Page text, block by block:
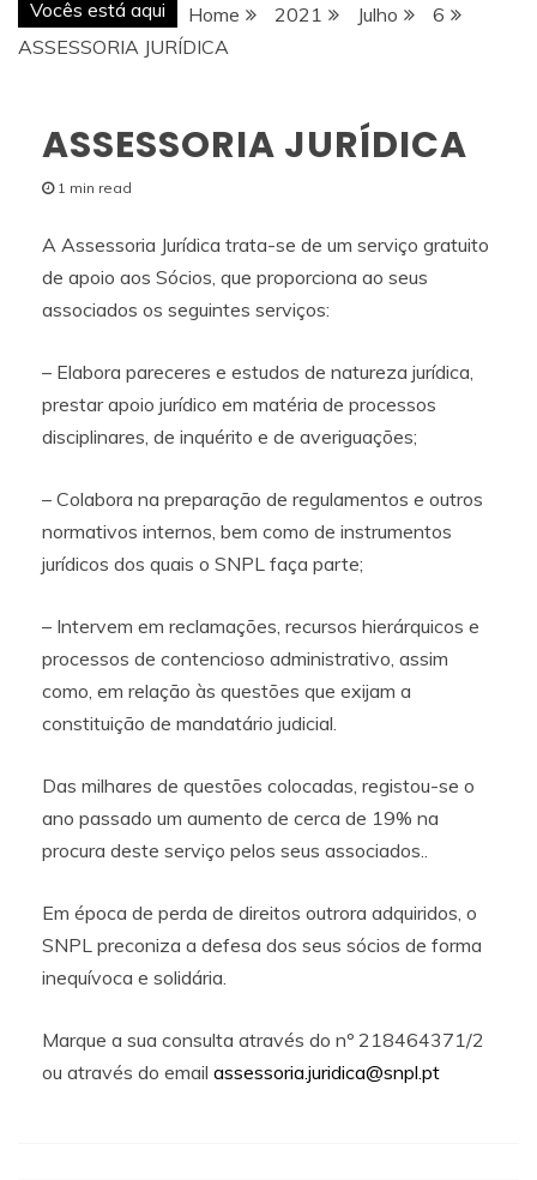
Vocês está aqui Home 2021 Julho
6
ASSESSORIA JURÍDICA
ASSESSORIA JURÍDICA
1 min read
A Assessoria Jurídica trata-se de um serviço gratuito
de apoio aos Sócios, que proporciona ao seus
associados os seguintes serviços:
– Elabora pareceres e estudos de natureza jurídica,
prestar apoio jurídico em matéria de processos
disciplinares, de inquérito e de averiguações;
– Colabora na preparação de regulamentos e outros
normativos internos, bem como de instrumentos
jurídicos dos quais o SNPL faça parte;
– Intervem em reclamações, recursos hierárquicos e
processos de contencioso administrativo, assim
como, em relação às questões que exijam a
constituição de mandatário judicial.
Das milhares de questões colocadas, registou-se o
ano passado um aumento de cerca de 19% na
procura deste serviço pelos seus associados..
Em época de perda de direitos outrora adquiridos, o
SNPL preconiza a defesa dos seus sócios de forma
inequívoca e solidária.
Marque a sua consulta através do nº 218464371/2
ou através do email assessoria.juridica@snpl.pt